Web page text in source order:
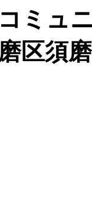
ミュ
区須